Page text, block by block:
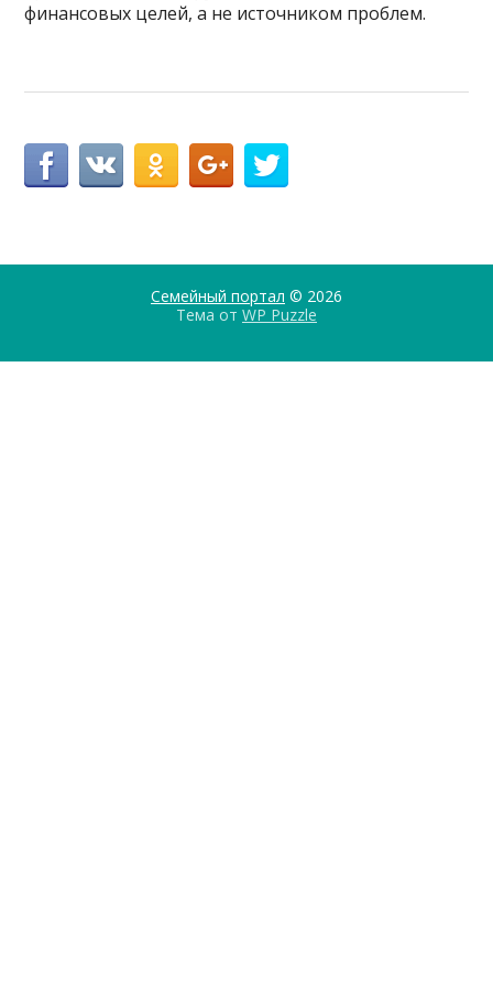
финансовых целей, а не источником проблем.
Семейный портал © 2026
Тема от WP Puzzle